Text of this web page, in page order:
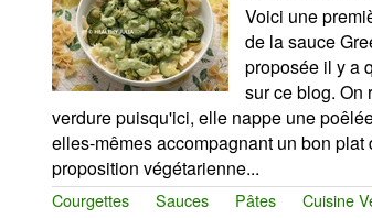
Voici une
de la sauce
proposée il y a
sur ce blog. On
verdure puisqu'ici, elle nappe une
elles-mêmes accompagnant un bon plat
proposition végétarienne...
Courgettes Sauces Pâtes Cuisine